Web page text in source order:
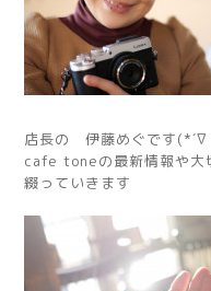
店長の 伊藤めぐです
cafe toneの最新情報や大
綴っていきます